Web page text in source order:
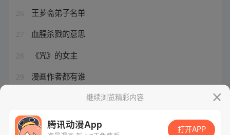
26 王芗斋弟子名单
27 血腥杀戮的意思
28 《咒》的女主
29 漫画作者都有谁
小说《蜜汁樱桃》林妙妙继续浏览精彩内容
腾讯动漫App 打开APP